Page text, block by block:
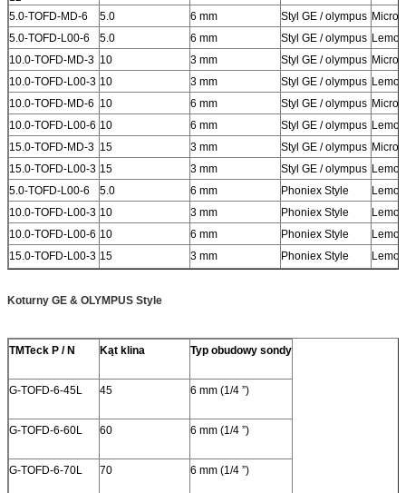
5.0-TOFD-MD-6 5.0 6 mm Styl GE / olympus
5.0-TOFD-L00-6
5.0 6 mm Styl GE / olympus Lemo
10.0-TOFD-MD-3 10 3 mm Styl GE / olympus
10.0-TOFD-L00-3 10 3 mm Styl GE / olympus Lemo
10.0-TOFD-MD-6 10 6 mm Styl GE / olympus
10.0-TOFD-L00-6 10 6 mm Styl GE / olympus Lemo
15.0-TOFD-MD-3 15 3 mm Styl GE / olympus
15.0-TOFD-L00-3 15 3 mm Styl GE / olympus Lemo
5.0-TOFD-L00-6
5.0 6 mm Phoniex Style
Lemo
10.0-TOFD-L00-3 10 3 mm Phoniex Style
Lemo
10.0-TOFD-L00-6 10 6 mm Phoniex Style
Lemo
15.0-TOFD-L00-3 15 3 mm Phoniex Style Lemo
Koturny GE & OLYMPUS Style
TMTeck P / N Kąt klina Typ obudowy sondy
G-TOFD-6-45L 45 6 mm (1/4 ”)
G-TOFD-6-60L 60 6 mm (1/4 ”)
G-TOFD-6-70L 70 6 mm (1/4 ”)